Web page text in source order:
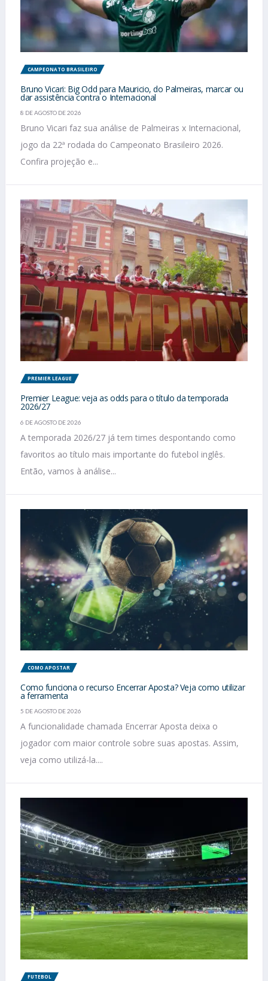
CAMPEONATO BRASILEIRO
Bruno Vicari: Big Odd para Mauricio, do Palmeiras, marcar ou
dar assistência contra o Internacional
8 DE AGOSTO DE 2026
Bruno Vicari faz sua análise de Palmeiras x Internacional,
jogo da 22ª rodada do Campeonato Brasileiro 2026.
Confira projeção e...
PREMIER LEAGUE
Premier League: veja as odds para o título da temporada
2026/27
6 DE AGOSTO DE 2026
A temporada 2026/27 já tem times despontando como
favoritos ao título mais importante do futebol inglês.
Então, vamos à análise...
COMO APOSTAR
Como funciona o recurso Encerrar Aposta? Veja como utilizar
a ferramenta
5 DE AGOSTO DE 2026
A funcionalidade chamada Encerrar Aposta deixa o
jogador com maior controle sobre suas apostas. Assim,
veja como utilizá-la....
FUTEBOL